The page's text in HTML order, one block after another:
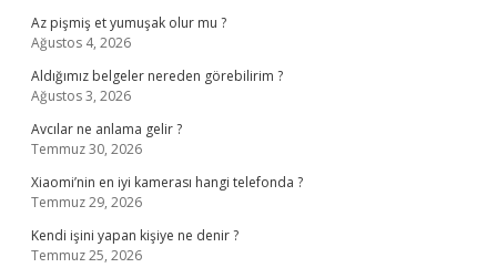
Az pişmiş et yumuşak olur mu ?
Ağustos 4, 2026
Aldığımız belgeler nereden görebilirim ?
Ağustos 3, 2026
Avcılar ne anlama gelir ?
Temmuz 30, 2026
Xiaomi’nin en iyi kamerası hangi telefonda ?
Temmuz 29, 2026
Kendi işini yapan kişiye ne denir ?
Temmuz 25, 2026